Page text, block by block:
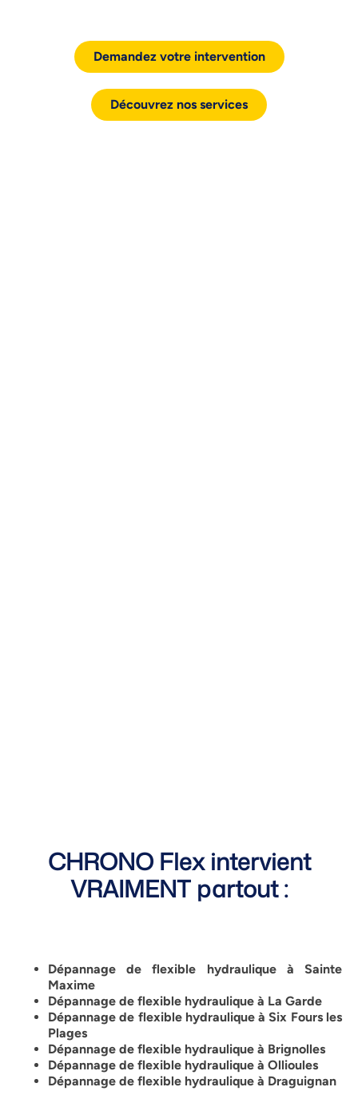
Demandez votre intervention
Découvrez nos services
CHRONO Flex intervient
VRAIMENT partout :
Dépannage de flexible hydraulique à Sainte
Maxime
Dépannage de flexible hydraulique à La Garde
Dépannage de flexible hydraulique à Six Fours les
Plages
Dépannage de flexible hydraulique à Brignolles
Dépannage de flexible hydraulique à Ollioules
Dépannage de flexible hydraulique à Draguignan